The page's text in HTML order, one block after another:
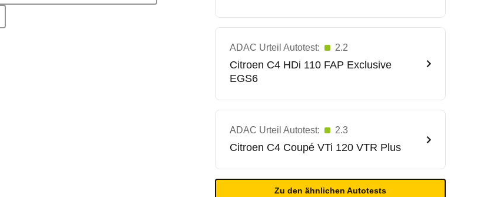
ADAC Urteil Autotest: 2.2
Citroen C4 HDi 110 FAP Exclusive
EGS6
ADAC Urteil Autotest: 2.3
Citroen C4 Coupé VTi 120 VTR Plus
Zu den ähnlichen Autotests